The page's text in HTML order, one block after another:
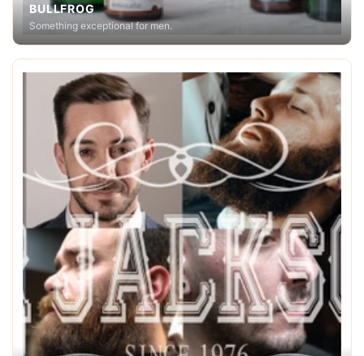
BULLFROG
Something exceptional for men.